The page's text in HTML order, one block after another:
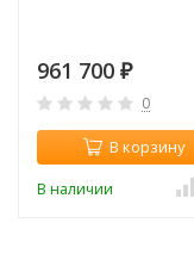
961 700 ₽
0
В корзину
В наличии